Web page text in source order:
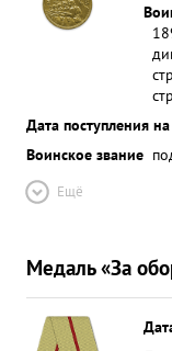
Дата поступления
Воинское звание
Ещё
Медаль «За